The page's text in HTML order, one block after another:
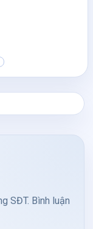
SĐT. Bình luận